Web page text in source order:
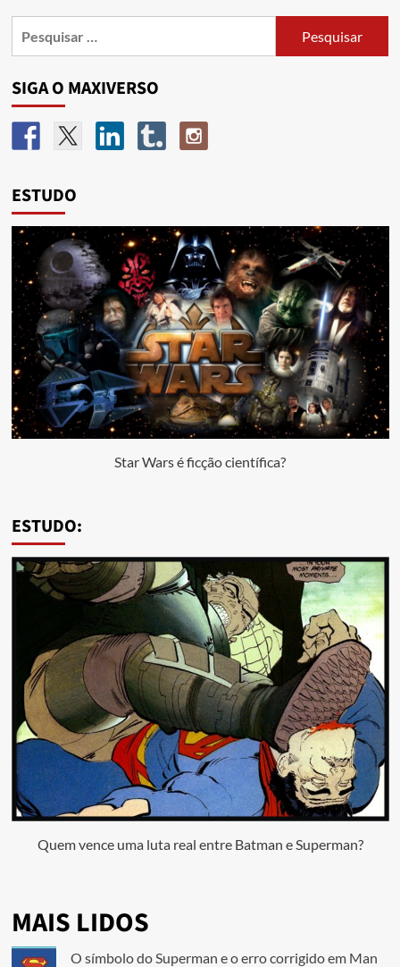
SIGA O MAXIVERSO
ESTUDO
Star Wars é ficção científica?
ESTUDO:
Quem vence uma luta real entre Batman e Superman?
MAIS LIDOS
O símbolo do Superman e o erro corrigido em Man